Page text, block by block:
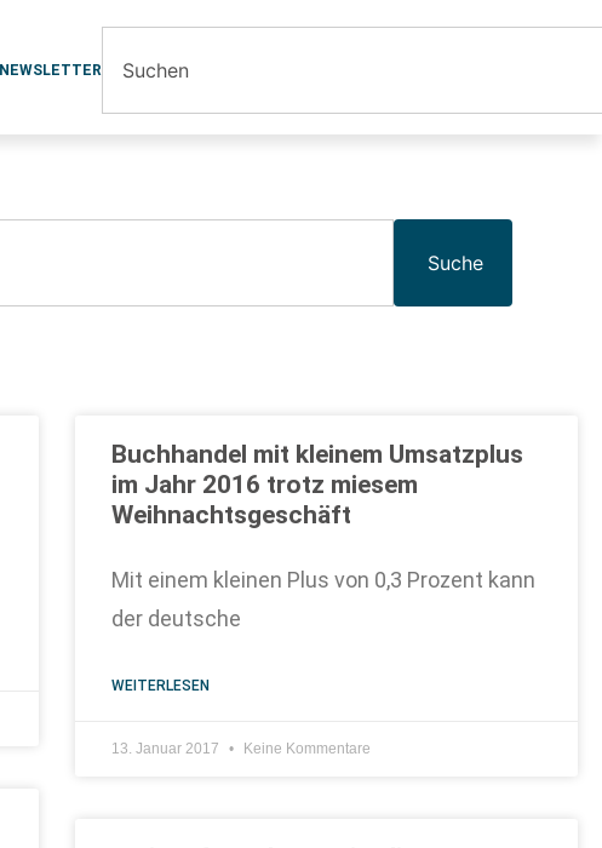
NEWSLETTER
Suche
Buchhandel mit kleinem Umsatzplus
im Jahr 2016 trotz miesem
Weihnachtsgeschäft
Mit einem kleinen Plus von 0,3 Prozent kann
der deutsche
WEITERLESEN
13. Januar 2017 Keine Kommentare